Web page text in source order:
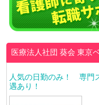
医療法人社団 葵会東京
人気の日勤のみ！ 専門
遇あり！